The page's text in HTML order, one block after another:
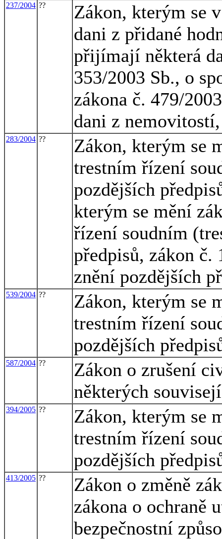
237/2004 ??
Zákon, kterým se
dani z přidané
přijímají některá
353/2003 Sb., o
zákona č. 479/
dani z
283/2004 ??
Zákon, kterým se
trestním řízení
pozdějších
kterým se mění
řízení soudním
předpisů, zákon č.
znění pozdějších
539/2004 ??
Zákon, kterým se
trestním řízení
pozdějších
587/2004 ??
Zákon o zrušení
některých
394/2005 ??
Zákon, kterým se
trestním řízení
pozdějších
413/2005 ??
Zákon o změně
zákona o ochraně
bezpečnostní